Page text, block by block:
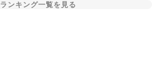
ランキング一覧を見る